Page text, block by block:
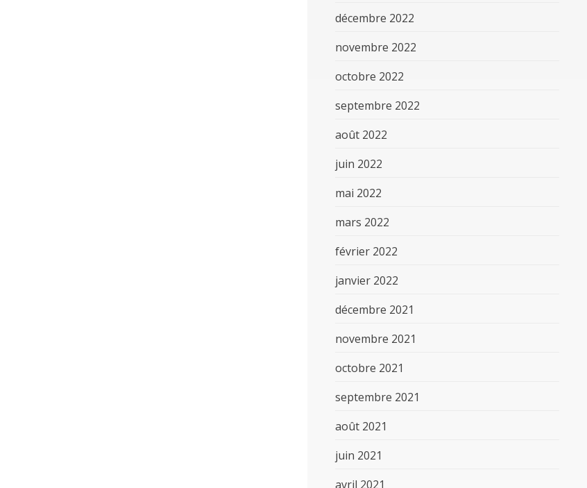
décembre 2022
novembre 2022
octobre 2022
septembre 2022
août 2022
juin 2022
mai 2022
mars 2022
février 2022
janvier 2022
décembre 2021
novembre 2021
octobre 2021
septembre 2021
août 2021
juin 2021
avril 2021